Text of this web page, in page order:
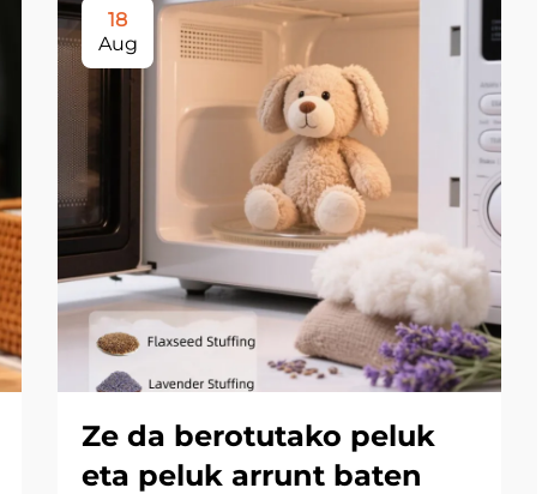
18
Aug
Ze da berotutako peluk
eta peluk arrunt baten